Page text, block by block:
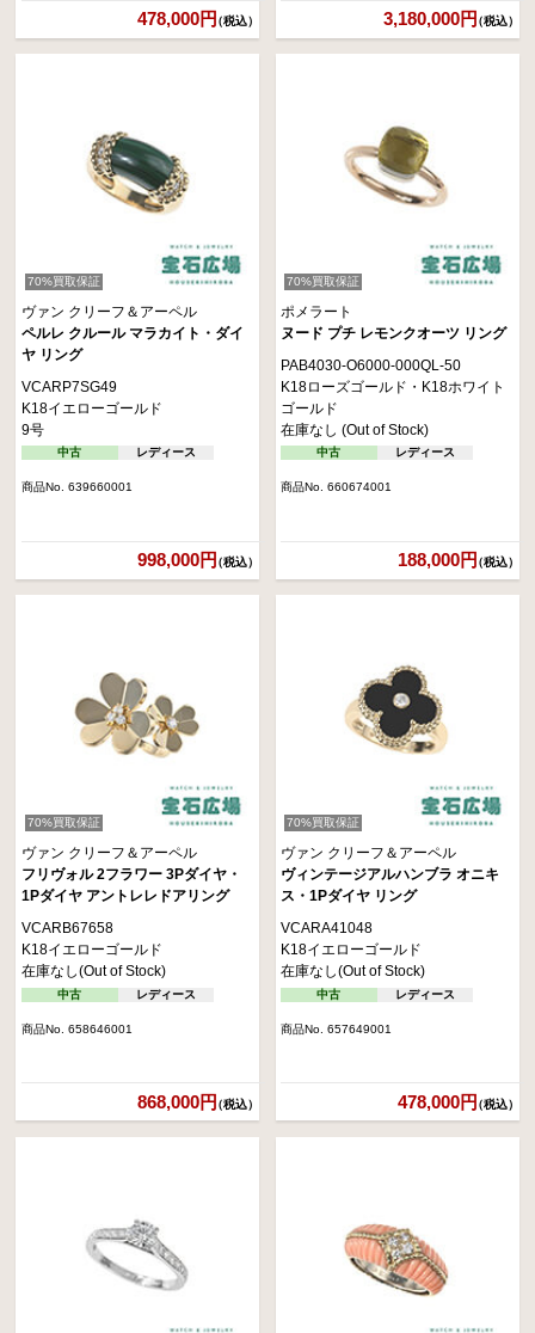
478,000円（税込） 3,180,000円（税込）
70%買取保証
ヴァン クリーフ＆アーペル
ペルレ クルール マラカイト・ダイ
ヤ リング
VCARP7SG49
K18イエローゴールド
9号
中古 レディース
商品No. 639660001
998,000円（税込）
70%買取保証
ポメラート
ヌード プチ レモンクオーツ リング
PAB4030-O6000-000QL-50
K18ローズゴールド・K18ホワイト
ゴールド
在庫なし (Out of Stock)
中古 レディース
商品No. 660674001
188,000円（税込）
70%買取保証
ヴァン クリーフ＆アーペル
フリヴォル 2フラワー 3Pダイヤ・
1Pダイヤ アントレレドアリング
VCARB67658
K18イエローゴールド
在庫なし(Out of Stock)
中古 レディース
商品No. 658646001
868,000円（税込）
70%買取保証
ヴァン クリーフ＆アーペル
ヴィンテージアルハンブラ オニキ
ス・1Pダイヤ リング
VCARA41048
K18イエローゴールド
在庫なし(Out of Stock)
中古 レディース
商品No. 657649001
478,000円（税込）